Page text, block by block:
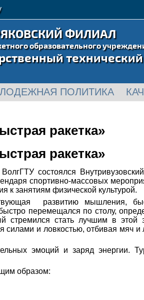
ФИЛИАЛ
образовательного
ПОЛИТИКА
ракетка»
ракетка»
состоялся
спортивно-массовых
к занятиям физической культурой.
развитию мышления,
перемещался по столу,
стремился стать лучшим в
и ловкостью, отбивая мяч и
эмоций и заряд энергии.
образом: